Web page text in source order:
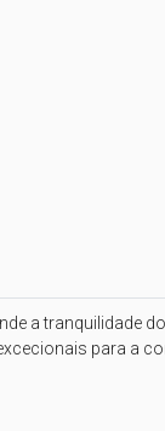
a tranquilidade
para a